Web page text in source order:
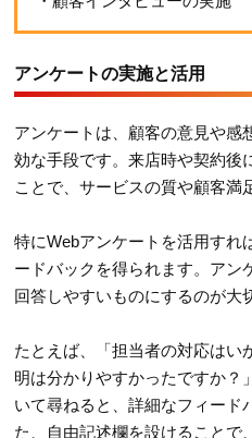
アンケートの実施と活用
アンケートは、顧客の意見や感
効な手段です。来店時や契約後
ことで、サービスの質や顧客満
特にWebアンケートを活用すれ
ードバックを得られます。アン
回答しやすいものにするのが大
たとえば、「担当者の対応はい
明は分かりやすかったですか？
いて尋ねると、詳細なフィード
た、自由記述欄を設けることで